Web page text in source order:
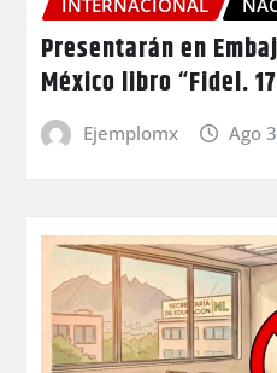
INTERNACIONAL
Presentarán en
México libro “Fidel.
Ejemplomx Ago